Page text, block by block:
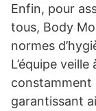
Enfin, pour
tous, Body
normes
L’équipe
constamment
garantissant